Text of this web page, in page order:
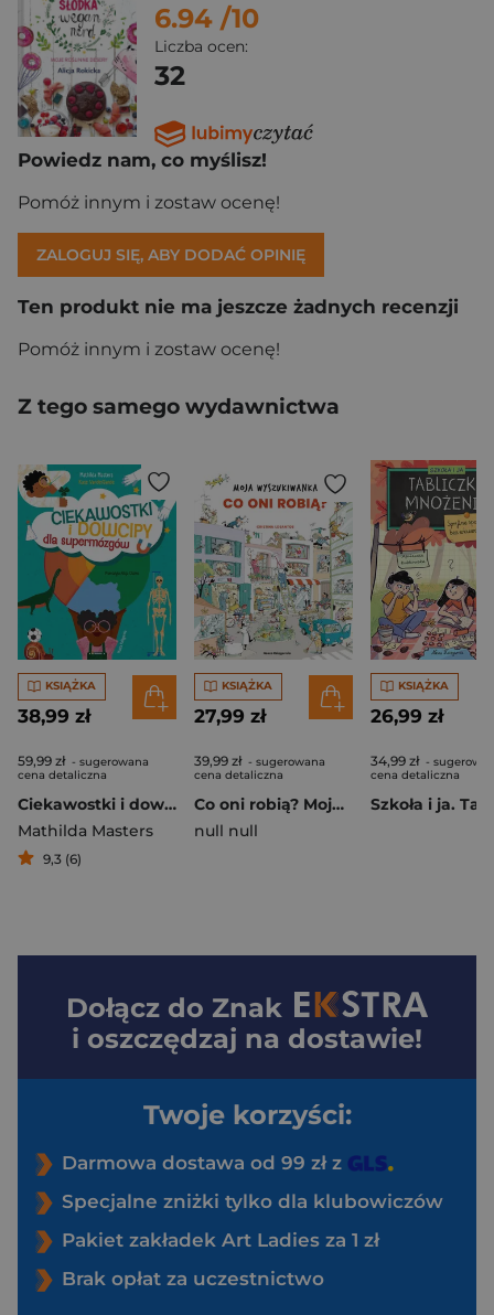
6.94 /10
Liczba ocen:
32
Powiedz nam, co myślisz!
Pomóż innym i zostaw ocenę!
ZALOGUJ SIĘ, ABY DODAĆ OPINIĘ
Ten produkt nie ma jeszcze żadnych recenzji
Pomóż innym i zostaw ocenę!
Z tego samego wydawnictwa
KSIĄŻKA
38,99 zł
59,99 zł - sugerowana
cena detaliczna
Ciekawostki i dowcipy dla supermózgów
Mathilda Masters
9,3 (6)
KSIĄŻKA
27,99 zł
39,99 zł - sugerowana
cena detaliczna
Co oni robią? Moja wyszukiwanka
null null
KSIĄŻKA
26,99 zł
34,99 zł -
cena detaliczna
Dołącz do Znak
i oszczędzaj na dostawie!
Twoje korzyści:
Darmowa dostawa od 99 zł z
Specjalne zniżki tylko dla klubowiczów
Pakiet zakładek Art Ladies za 1 zł
Brak opłat za uczestnictwo